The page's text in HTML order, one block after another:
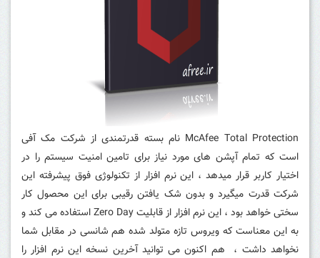
McAfee Total Protection نام بسته قدرتمندی از شرکت مک آفی
است که تمام آپشن های مورد نیاز برای تامین امنیت سیستم را در
اختیار کاربر قرار میدهد ، این نرم افزار از تکنولوژی فوق پیشرفته این
شرکت قدرت میگیرد و بدون شک یافتن رقیبی برای این محصول کار
سختی خواهد بود ، این نرم افزار از قابلیت Zero Day استفاده می کند و
به این معناست که ویروس تازه متولد شده هم شانسی در مقابل شما
نخواهد داشت ، هم اکنون می توانید آخرین نسخه این نرم افزار را